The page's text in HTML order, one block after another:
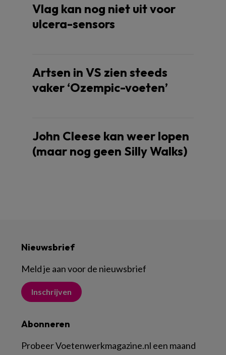
Vlag kan nog niet uit voor
ulcera-sensors
Artsen in VS zien steeds
vaker ‘Ozempic-voeten’
John Cleese kan weer lopen
(maar nog geen Silly Walks)
Nieuwsbrief
Meld je aan voor de nieuwsbrief
Inschrijven
Abonneren
Probeer Voetenwerkmagazine.nl een maand